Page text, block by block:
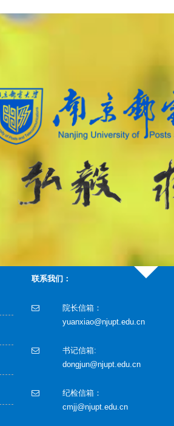
联系我们：
院长信箱：
yuanxiao@njupt.edu.cn
书记信箱:
dongjun@njupt.edu.cn
纪检信箱：
cmjj@njupt.edu.cn